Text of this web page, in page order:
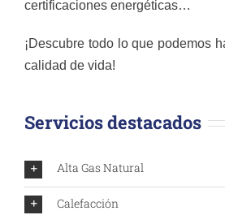
certificaciones energéticas…
¡Descubre todo lo que podemos
calidad de vida!
Servicios destacados
Alta Gas Natural
Calefacción